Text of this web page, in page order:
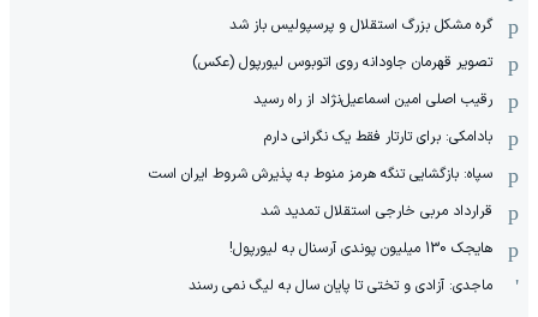
گره مشکل بزرگ استقلال و پرسپولیس باز شد
تصویر قهرمان جاودانه روی اتوبوس لیورپول (عکس)
رقیب اصلی امین اسماعیل‌نژاد از راه رسید
بادامکی: برای تارتار فقط یک نگرانی دارم
سپاه: بازگشایی تنگه هرمز منوط به پذیرش شروط ایران است
قرارداد مربی خارجی استقلال تمدید شد
هایجک 130 میلیون پوندی آرسنال به لیورپول!
ماجدی: آزادی و تختی تا پایان سال به لیگ نمی رسند